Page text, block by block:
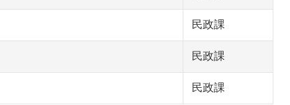
民政課
民政課
民政課